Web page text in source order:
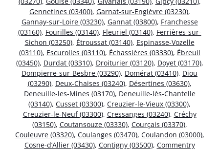
Gennetines (03400), Garnat-sur-Engièvre (03230),
Gannay-sur-Loire (03230), Gannat (03800), Franchesse
(03160), Fourilles (03140), Fleuriel (03140), Ferrières-sur-
Sichon (03250), Étroussat (03140), Espinasse-Vozelle
(03110), Escurolles (03110), Échassières (03330), Ébreuil
(03450), Durdat (03310), Droiturier (03120), Doyet (03170),
Dompierre-sur-Besbre (03290), Domérat (03410), Diou
(03290), Deux-Chaises (03240), Désertines (03630),
Deneuille-les-Mines (03170), Deneuille-lès-Chantelle
(03140), Cusset (03300), Creuzier-le-Vieux (03300),
Creuzier-le-Neuf (03300), Cressanges (03240), Créchy
(03150), Coutansouze (03330), Courçais (03370),
Couleuvre (03320), Coulanges (03470), Coulandon (03000),
Cosne-d’Allier (03430), Contigny (03500), Commentry